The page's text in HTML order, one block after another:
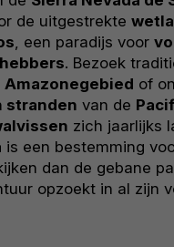
de uitgestrekte
, een paradijs voor
. Bezoek
Amazonegebied of
stranden van de
zich jaarlijks
is een bestemming
dan de gebane
opzoekt in al zijn